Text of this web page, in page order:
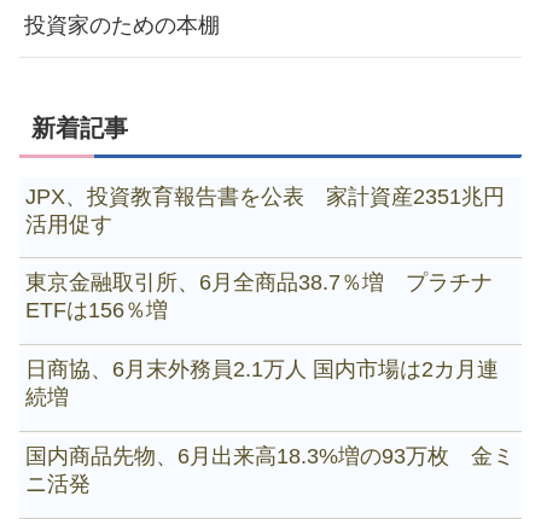
投資家のための本棚
新着記事
JPX、投資教育報告書を公表 家計資産2351兆円
活用促す
東京金融取引所、6月全商品38.7％増 プラチナ
ETFは156％増
日商協、6月末外務員2.1万人 国内市場は2カ月連
続増
国内商品先物、6月出来高18.3%増の93万枚 金ミ
ニ活発